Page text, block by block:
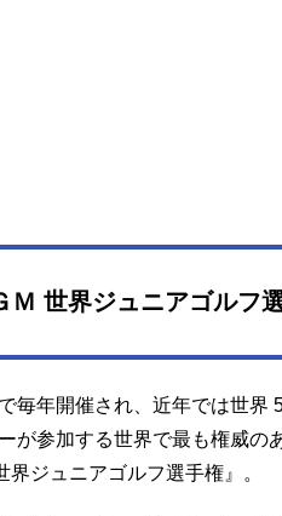
Ｍ 世界ジュニアゴルフ
毎年開催され、近年では世界
が参加する世界で最も権威の
界ジュニアゴルフ選手権』。